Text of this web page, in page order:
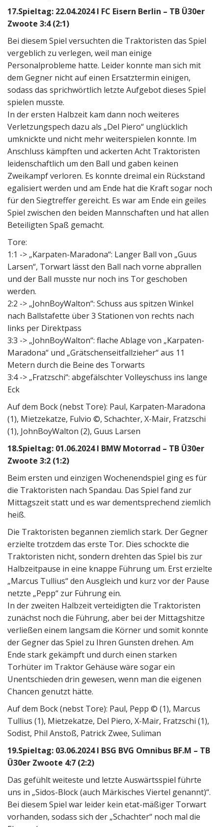
17.Spieltag: 22.04.2024 I FC Eisern Berlin – TB Ü30er
Zwoote 3:4 (2:1)
Bei diesem Spiel versuchten die Traktoristen das Spiel
vergeblich zu verlegen, weil man einige
Personalprobleme hatte. Leider konnte man sich mit
dem Gegner nicht auf einen Ersatztermin einigen,
sodass das sprichwörtlich letzte Aufgebot dieses Spiel
spielen musste.
In der ersten Halbzeit kam dann noch weiteres
Verletzungspech dazu als „Del Piero“ unglücklich
umknickte und nicht mehr weiterspielen konnte. Im
Anschluss kämpften und ackerten Acht Traktoristen
leidenschaftlich um den Ball und gaben keinen
Zweikampf verloren. Es konnte dreimal ein Rückstand
egalisiert werden und am Ende hat die Kraft sogar noch
für den Siegtreffer gereicht. Es war am Ende ein geiles
Spiel zwischen den beiden Mannschaften und hat allen
Beteiligten Spaß gemacht.
Tore:
1:1 -> „Karpaten-Maradona“: Langer Ball von „Guus
Larsen“, Torwart lässt den Ball nach vorne abprallen
und der Ball musste nur noch ins Tor geschoben
werden.
2:2 -> „JohnBoyWalton“: Schuss aus spitzen Winkel
nach Ballstafette über 3 Stationen von rechts nach
links per Direktpass
3:3 -> „JohnBoyWalton“: flache Ablage von „Karpaten-
Maradona“ und „Grätschenseitfallzieher“ aus 11
Metern durch die Beine des Torwarts
3:4 -> „Fratzschi“: abgefälschter Volleyschuss ins lange
Eck
Auf dem Bock (nebst Tore): Paul, Karpaten-Maradona
(1), Mietzekatze, Fulvio ©, Schachter, X-Mair, Fratzschi
(1), JohnBoyWalton (2), Guus Larsen
18.Spieltag: 01.06.2024 I BMW Motorrad – TB Ü30er
Zwoote 3:2 (1:2)
Beim ersten und einzigen Wochenendspiel ging es für
die Traktoristen nach Spandau. Das Spiel fand zur
Mittagszeit statt und es war dementsprechend ziemlich
heiß.
Die Traktoristen begannen ziemlich stark. Der Gegner
erzielte trotzdem das erste Tor. Dies schockte die
Traktoristen nicht, sondern drehten das Spiel bis zur
Halbzeitpause in eine knappe Führung um. Erst erzielte
„Marcus Tullius“ den Ausgleich und kurz vor der Pause
netzte „Pepp“ zur Führung ein.
In der zweiten Halbzeit verteidigten die Traktoristen
zunächst noch die Führung, aber bei der Mittagshitze
verließen einem langsam die Körner und somit konnte
der Gegner das Spiel zu Ihren Gunsten drehen. Am
Ende stark gekämpft und durch einen starken
Torhüter im Traktor Gehäuse wäre sogar ein
Unentschieden drin gewesen, wenn man die eigenen
Chancen genutzt hätte.
Auf dem Bock (nebst Tore): Paul, Pepp © (1), Marcus
Tullius (1), Mietzekatze, Del Piero, X-Mair, Fratzschi (1),
Sodist, Phil Anstoß, Patrick Zwee, Suliman
19.Spieltag: 03.06.2024 I BSG BVG Omnibus BF.M – TB
Ü30er Zwoote 4:7 (2:2)
Das gefühlt weiteste und letzte Auswärtsspiel führte
uns in „Sidos-Block (auch Märkisches Viertel genannt)“.
Bei diesem Spiel war leider kein etat-mäßiger Torwart
vorhanden, sodass sich der „Schachter“ noch mal die